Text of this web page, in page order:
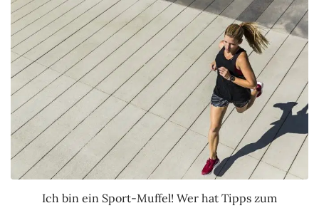
Ich bin ein Sport-Muffel! Wer hat Tipps zum